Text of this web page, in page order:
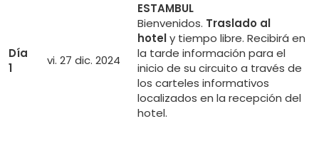
Día
1
vi. 27 dic. 2024
ESTAMBUL
Bienvenidos. Traslado al
hotely tiempo libre. Recibirá en
la tarde información para el
inicio de su circuito a través de
los carteles informativos
localizados en la recepción del
hotel.